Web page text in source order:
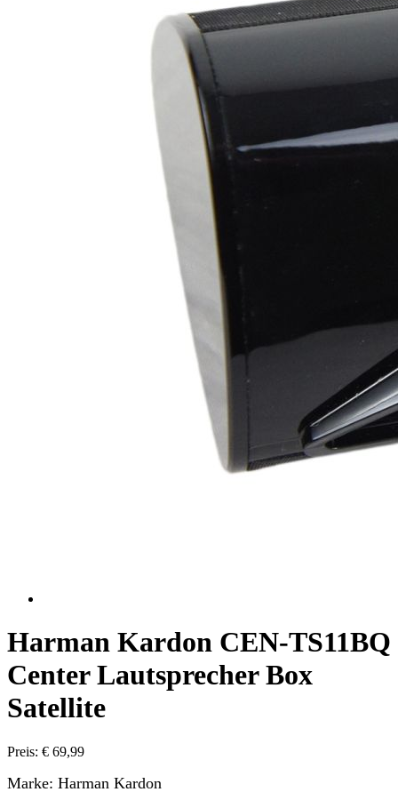
Harman Kardon СEN-TS11BQ
Center Lautsprecher Box
Satellite
Preis: € 69,99
Marke: Harman Kardon